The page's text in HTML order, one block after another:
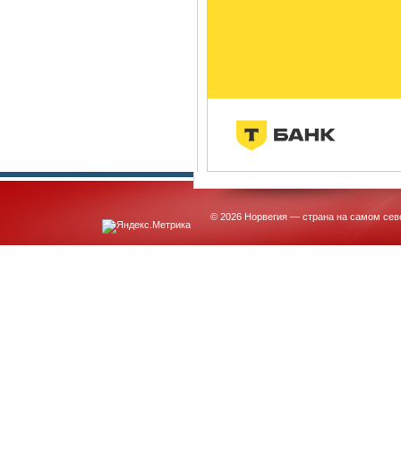
© 2026 Норвегия — страна на самом